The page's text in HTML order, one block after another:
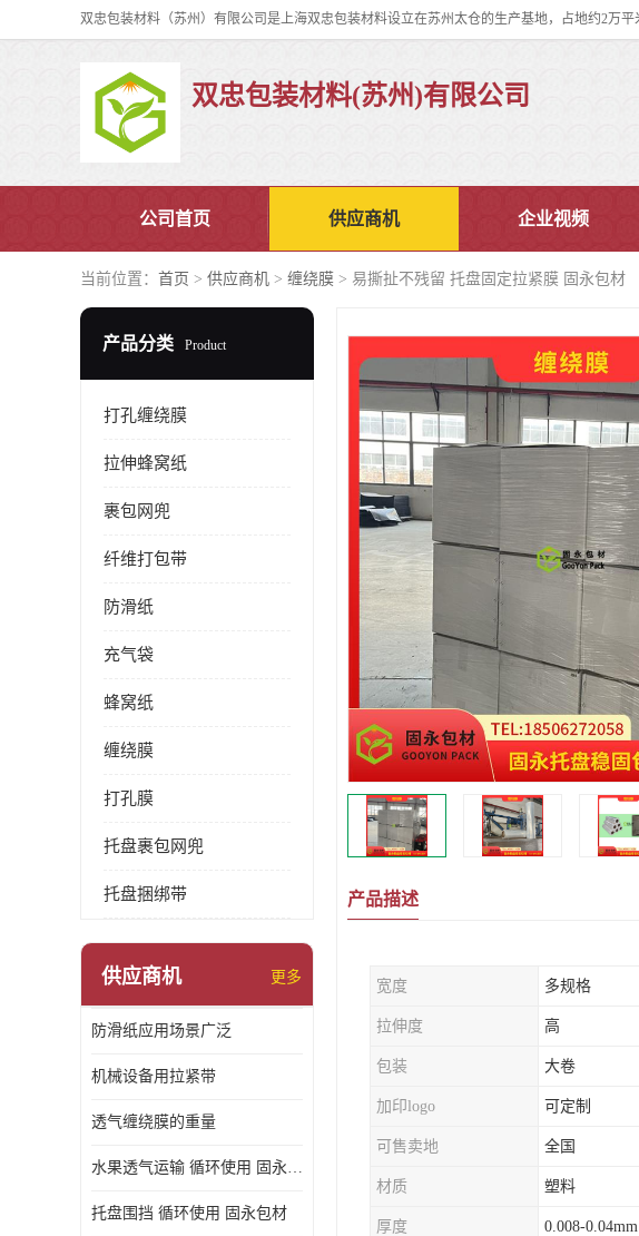
双忠包装材料(苏州)有限公司
公司首页 供应商机 企业视频
当前位置： 首页 > 供应商机 > 缠绕膜 > 易撕扯不残留 托盘固定拉紧膜 固永包材
产品分类 Product
打孔缠绕膜
拉伸蜂窝纸
裹包网兜
纤维打包带
防滑纸
充气袋
蜂窝纸
缠绕膜
打孔膜
托盘裹包网兜
托盘捆绑带
供应商机 更多
防滑纸应用场景广泛
机械设备用拉紧带
透气缠绕膜的重量
水果透气运输 循环使用 固永包材
托盘围挡 循环使用 固永包材
产品描述
宽度 多规格
拉伸度 高
包装 大卷
加印logo 可定制
可售卖地 全国
材质 塑料
厚度 0.008-0.04mm